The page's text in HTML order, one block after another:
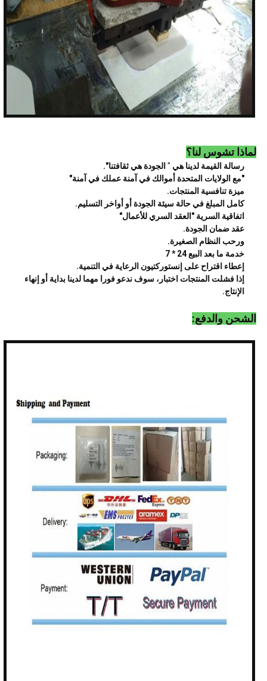
لماذا تشوس لنا؟
رسالة القيمة لدينا هي " الجودة هي ثقافتنا".
"مع الولايات المتحدة أموالك في آمنة عملك في آمنة"
ميزة تنافسية المنتجات.
كامل المبلغ في حالة سيئة الجودة أو أواخر التسليم.
اتفاقية السرية "العقد السري للأعمال"
عقد ضمان الجودة.
ورحب النظام الصغيرة.
خدمة ما بعد البيع 24 * 7
إعطاء اقتراح على إنستوركتيون الرعاية في التنمية.
إذا فشلت المنتجات اختبار، سوف ندعو فورا مهما لدينا بداية أو إنهاء
الإنتاج.
الشحن والدفع: